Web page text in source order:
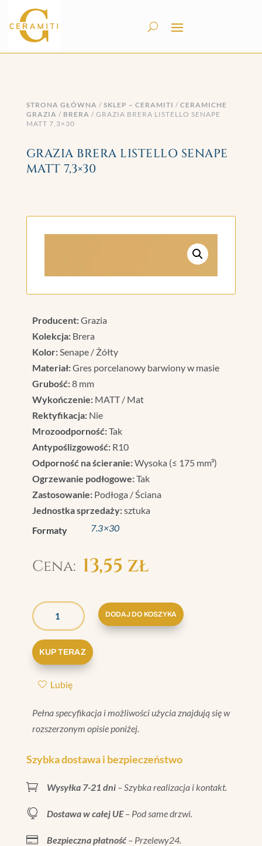
STRONA GŁÓWNA / SKLEP – CERAMITI / CERAMICHE
GRAZIA / BRERA / GRAZIA BRERA LISTELLO SENAPE
MATT 7,3×30
GRAZIA BRERA LISTELLO SENAPE
MATT 7,3×30
Producent:Grazia
Kolekcja:Brera
Kolor:Senape / Żółty
Materiał:Gres porcelanowy barwiony w masie
Grubość:8 mm
Wykończenie:MATT / Mat
Rektyfikacja:Nie
Mrozoodporność:Tak
Antypoślizgowość:R10
Odporność na ścieranie:Wysoka (≤ 175 mm³)
Ogrzewanie podłogowe:Tak
Zastosowanie:Podłoga / Ściana
Jednostka sprzedaży:sztuka
Formaty
7.3×30
13,55 zł
GRAZIA
BRERA
LISTELLO
SENAPE
7,3X30
DODAJ DO KOSZYKA
KUP TERAZ
Lubię
Pełna specyfikacja i możliwości użycia znajdują się w
rozszerzonym opisie poniżej.
Szybka dostawa i bezpieczeństwo
 Wysyłka 7-21 dni– Szybka realizacja i kontakt.
 Dostawa w całej UE– Pod same drzwi.
 Bezpieczna płatność– Przelewy24.